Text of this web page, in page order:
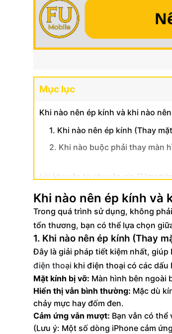
Mục lục
Khi nào nên ép kính và khi nào
1. Khi nào nên ép kính (Thay
2. Khi nào buộc phải thay màn
Lời khuyên từ chuyên gia FUmobile
Khi nào nên ép kính và
Trong quá trình sử dụng, không
tổn thương, bạn có thể lựa chọn
1. Khi nào nên ép kính (Thay
Đây là giải pháp tiết kiệm nhất, giúp
điện thoại khi điện thoại có các dấu
Mặt kính bị vỡ: Màn hình bên ngoài
Hiển thị vẫn bình thường: Mặc dù
chảy mực hay đốm đen.
Cảm ứng vẫn mượt: Bạn vẫn có
(Lưu ý: Một số dòng iPhone cảm